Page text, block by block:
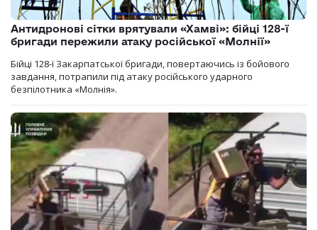
Антидронові сітки врятували «Хамві»: бійці 128-ї
бригади пережили атаку російської «Молнії»
Бійці 128-ї Закарпатської бригади, повертаючись із бойового
завдання, потрапили під атаку російського ударного
безпілотника «Молнія».